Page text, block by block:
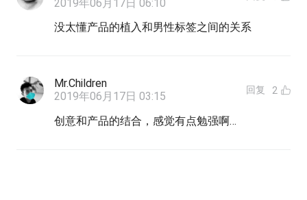
2019年06月17日 06:10
没太懂产品的植入和男性标签之间的关系
Mr.Children
2019年06月17日 03:15
回复 2
创意和产品的结合，感觉有点勉强啊…